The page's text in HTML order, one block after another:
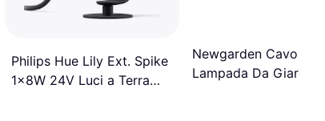
Philips Hue Lily Ext. Spike
1x8W 24V Luci a Terra
Newgarden Cavo Per
Lampada Da Giardino